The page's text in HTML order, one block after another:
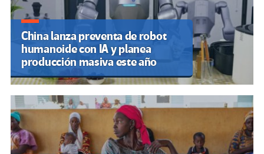
China lanza preventa de robot
humanoide con IA y planea
producción masiva este año